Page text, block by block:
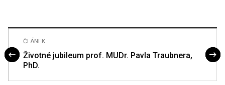
ČLÁNEK
Životné jubileum prof. MUDr. Pavla Traubnera,
PhD.